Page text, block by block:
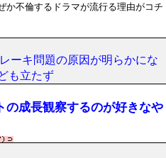
か不倫するドラマが流行る理由がコチ
ーキ問題の原因が明らかにな
も立たず
の成長観察するのが好きなや